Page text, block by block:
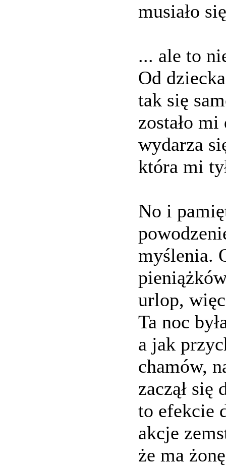
musiało
... ale to
Od
tak się
zostało
wydarza
która mi
No i
myślenia.
urlop,
Ta noc
a jak
chamów,
zaczął się
to efekcie
akcje
że ma